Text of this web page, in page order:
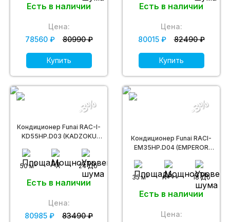
Есть в наличии
Цена:
78560 ₽
80990 ₽
Купить
Есть в наличии
Цена:
80015 ₽
82490 ₽
Купить
Кондиционер Funai RAC-I-
KD55HP.D03 (KADZOKU
50 м2 A 24 Дб
Есть в наличии
-3%
Цена:
80985 ₽
83490 ₽
Кондиционер Funai RACI-
EM35HP.D04 (EMPEROR
35 м2 A+++ 18 Дб
Есть в наличии
-3%
Цена: